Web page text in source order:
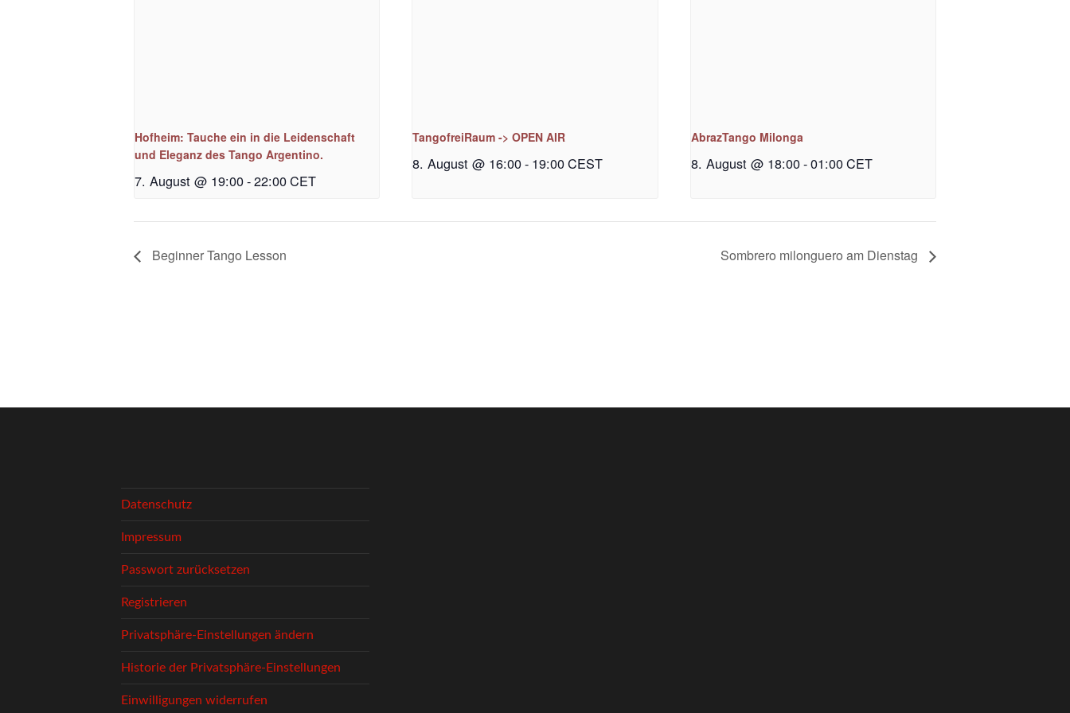
Hofheim: Tauche ein in die Leidenschaft
und Eleganz des Tango Argentino.
7. August @ 19:00-22:00CET
TangofreiRaum -> OPEN AIR
8. August @ 16:00- 19:00CEST
AbrazTango Milonga
8. August @ 18:00-01:00CET
Beginner Tango Lesson Sombrero milonguero am Dienstag
Datenschutz
Impressum
Passwort zurücksetzen
Registrieren
Privatsphäre-Einstellungen ändern
Historie der Privatsphäre-Einstellungen
Einwilligungen widerrufen